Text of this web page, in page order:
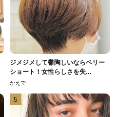
ジメジメして鬱陶しいならベリー
ショート！女性らしさを失...
かえで
5